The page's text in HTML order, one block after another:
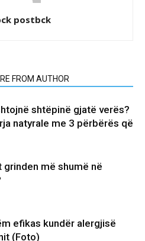
postbck
FROM AUTHOR
shtëpinë gjatë verës?
natyrale me 3 përbërës që
më shumë në
efikas kundër alergjisë
(Foto)